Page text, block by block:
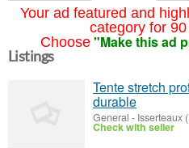
Your ad featured and
category for
Choose "Make this ad
Listings
Tente stretch
durable
General - Isserteaux
Check with seller